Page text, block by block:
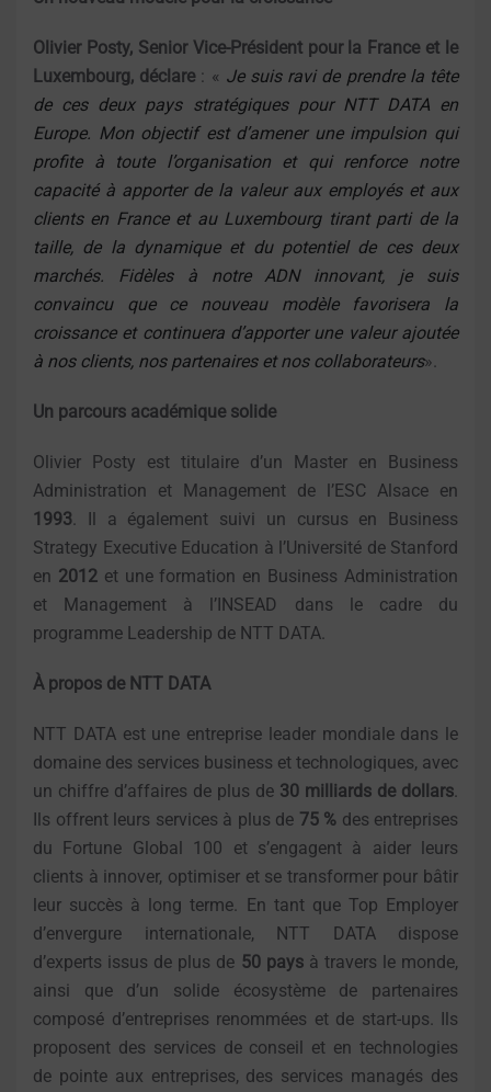
Olivier Posty, Senior Vice-Président pour la France et le
Luxembourg, déclare: « Je suis ravi de prendre la tête
de ces deux pays stratégiques pour NTT DATA en
Europe. Mon objectif est d’amener une impulsion qui
profite à toute l’organisation et qui renforce notre
capacité à apporter de la valeur aux employés et aux
clients en France et au Luxembourg tirant parti de la
taille, de la dynamique et du potentiel de ces deux
marchés. Fidèles à notre ADN innovant, je suis
convaincu que ce nouveau modèle favorisera la
croissance et continuera d’apporter une valeur ajoutée
à nos clients, nos partenaires et nos collaborateurs».
Un parcours académique solide
Olivier Posty est titulaire d’un Master en Business
Administration et Management de l’ESC Alsace en
1993 . Il a également suivi un cursus en Business
Strategy Executive Education à l’Université de Stanford
en 2012et une formation en Business Administration
et Management à l’INSEAD dans le cadre du
programme Leadership de NTT DATA.
À propos de NTT DATA
NTT DATA est une entreprise leader mondiale dans le
domaine des services business et technologiques, avec
un chiffre d’affaires de plus de 30 milliards de dollars
Ils offrent leurs services à plus de 75 % des entreprises
du Fortune Global 100 et s’engagent à aider leurs
clients à innover, optimiser et se transformer pour bâtir
leur succès à long terme. En tant que Top Employer
d’envergure internationale, NTT DATA dispose
d’experts issus de plus de 50 paysà travers le monde,
ainsi que d’un solide écosystème de partenaires
composé d’entreprises renommées et de start-ups. Ils
proposent des services de conseil et en technologies
de pointe aux entreprises, des services managés des